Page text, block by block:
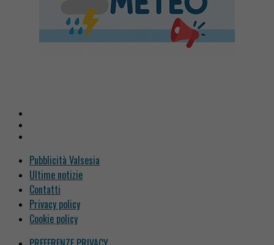
Pubblicità Valsesia
Ultime notizie
Contatti
Privacy policy
Cookie policy